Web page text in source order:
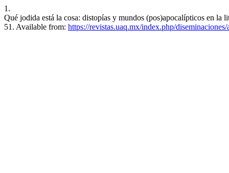
1.
Qué jodida está la cosa: distopías y mundos (pos)apocalípticos en
51. Available from: https://revistas.uaq.mx/index.php/